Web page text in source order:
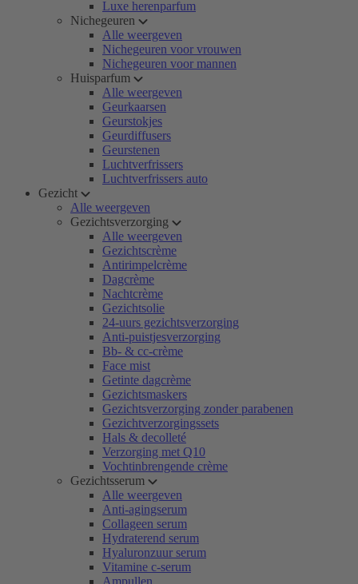
Luxe herenparfum
Nichegeuren
Alle weergeven
Nichegeuren voor vrouwen
Nichegeuren voor mannen
Huisparfum
Alle weergeven
Geurkaarsen
Geurstokjes
Geurdiffusers
Geurstenen
Luchtverfrissers
Luchtverfrissers auto
Gezicht
Alle weergeven
Gezichtsverzorging
Alle weergeven
Gezichtscrème
Antirimpelcrème
Dagcrème
Nachtcrème
Gezichtsolie
24-uurs gezichtsverzorging
Anti-puistjesverzorging
Bb- & cc-crème
Face mist
Getinte dagcrème
Gezichtsmaskers
Gezichtsverzorging zonder parabenen
Gezichtverzorgingssets
Hals & decolleté
Verzorging met Q10
Vochtinbrengende crème
Gezichtsserum
Alle weergeven
Anti-agingserum
Collageen serum
Hydraterend serum
Hyaluronzuur serum
Vitamine c-serum
Ampullen